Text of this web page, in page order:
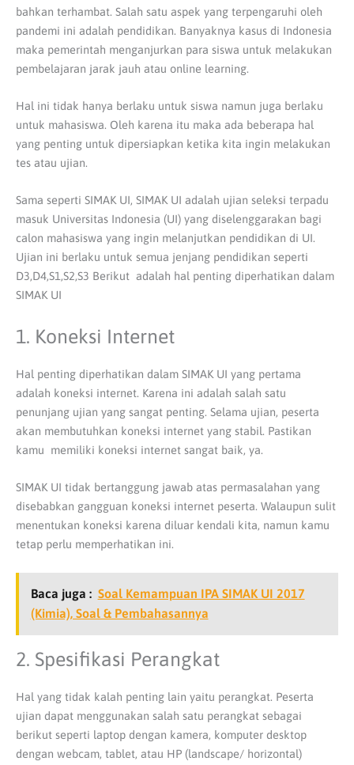
bahkan terhambat. Salah satu aspek yang terpengaruhi oleh
pandemi ini adalah pendidikan. Banyaknya kasus di Indonesia
maka pemerintah menganjurkan para siswa untuk melakukan
pembelajaran jarak jauh atau online learning.
Hal ini tidak hanya berlaku untuk siswa namun juga berlaku
untuk mahasiswa. Oleh karena itu maka ada beberapa hal
yang penting untuk dipersiapkan ketika kita ingin melakukan
tes atau ujian.
Sama seperti SIMAK UI, SIMAK UI adalah ujian seleksi terpadu
masuk Universitas Indonesia (UI) yang diselenggarakan bagi
calon mahasiswa yang ingin melanjutkan pendidikan di UI.
Ujian ini berlaku untuk semua jenjang pendidikan seperti
D3,D4,S1,S2,S3 Berikut adalah hal penting diperhatikan dalam
SIMAK UI
1. Koneksi Internet
Hal penting diperhatikan dalam SIMAK UI yang pertama
adalah koneksi internet. Karena ini adalah salah satu
penunjang ujian yang sangat penting. Selama ujian, peserta
akan membutuhkan koneksi internet yang stabil. Pastikan
kamu memiliki koneksi internet sangat baik, ya.
SIMAK UI tidak bertanggung jawab atas permasalahan yang
disebabkan gangguan koneksi internet peserta. Walaupun sulit
menentukan koneksi karena diluar kendali kita, namun kamu
tetap perlu memperhatikan ini.
Baca juga : Soal Kemampuan IPA SIMAK UI 2017
(Kimia), Soal & Pembahasannya
2. Spesifikasi Perangkat
Hal yang tidak kalah penting lain yaitu perangkat. Peserta
ujian dapat menggunakan salah satu perangkat sebagai
berikut seperti laptop dengan kamera, komputer desktop
dengan webcam, tablet, atau HP (landscape/ horizontal)